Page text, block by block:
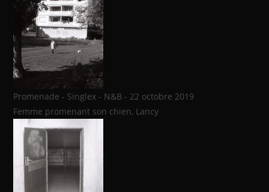
Promenade - Singlex - N&B - 22 octobre 2019
Femme promenant son chien, Lancy